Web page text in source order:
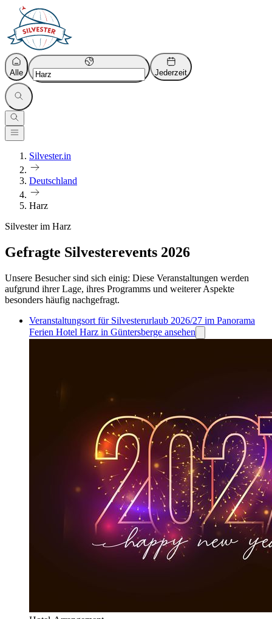
Alle Jederzeit
Silvester.in
Deutschland
Harz
Silvester im Harz
Gefragte Silvesterevents 2026
Unsere Besucher sind sich einig: Diese Veranstaltungen werden
aufgrund ihrer Lage, ihres Programms und weiterer Aspekte
besonders häufig nachgefragt.
Veranstaltungsort für Silvesterurlaub 2026/27 im Panorama
Ferien Hotel Harz in Güntersberge ansehen